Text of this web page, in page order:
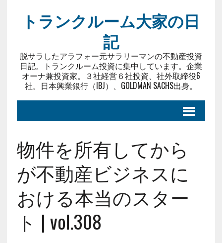
トランクルーム大家の日
記
脱サラしたアラフォー元サラリーマンの不動産投資
日記。トランクルーム投資に集中しています。企業
オーナ兼投資家。３社経営６社投資、社外取締役6
社。日本興業銀行（IBJ）、GOLDMAN SACHS出身。
物件を所有してから
が不動産ビジネスに
おける本当のスター
ト | vol.308